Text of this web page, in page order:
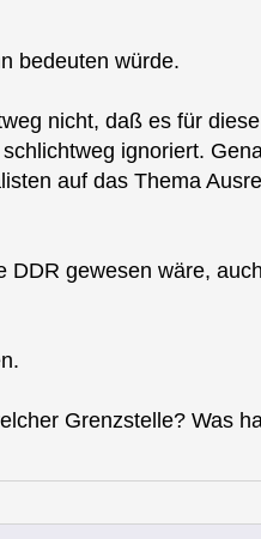
bedeuten würde.
nicht, daß es für diese
ignoriert.
auf das Thema
DDR gewesen wäre,
Grenzstelle? Was